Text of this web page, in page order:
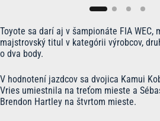
Toyote sa darí aj v šampionáte FIA WEC,
majstrovský titul v kategórii výrobcov,
o dva body.
V hodnotení jazdcov sa dvojica Kamui
Vries umiestnila na treťom mieste a
Brendon Hartley na štvrtom mieste.